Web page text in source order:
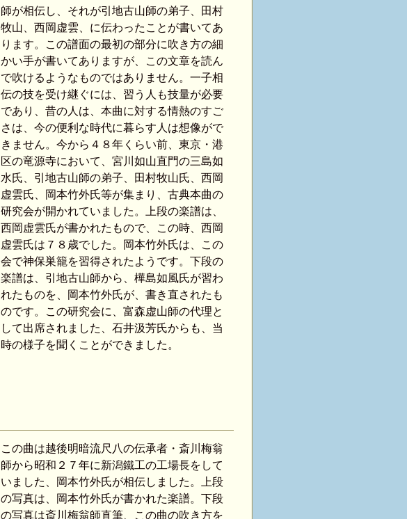
師が相伝し、それが引地古山師の弟子、田村
牧山、西岡虚雲、に伝わったことが書いてあ
ります。この譜面の最初の部分に吹き方の細
かい手が書いてありますが、この文章を読ん
で吹けるようなものではありません。一子相
伝の技を受け継ぐには、習う人も技量が必要
であり、昔の人は、本曲に対する情熱のすご
さは、今の便利な時代に暮らす人は想像がで
きません。今から４８年くらい前、東京・港
区の竜源寺において、宮川如山直門の三島如
水氏、引地古山師の弟子、田村牧山氏、西岡
虚雲氏、岡本竹外氏等が集まり、古典本曲の
研究会が開かれていました。上段の楽譜は、
西岡虚雲氏が書かれたもので、この時、西岡
虚雲氏は７８歳でした。岡本竹外氏は、この
会で神保巣籠を習得されたようです。下段の
楽譜は、引地古山師から、樺島如風氏が習わ
れたものを、岡本竹外氏が、書き直されたも
のです。この研究会に、富森虚山師の代理と
して出席されました、石井汲芳氏からも、当
時の様子を聞くことができました。
この曲は越後明暗流尺八の伝承者・斎川梅翁
師から昭和２７年に新潟鐵工の工場長をして
いました、岡本竹外氏が相伝しました。上段
の写真は、岡本竹外氏が書かれた楽譜。下段
の写真は斎川梅翁師直筆、この曲の吹き方を